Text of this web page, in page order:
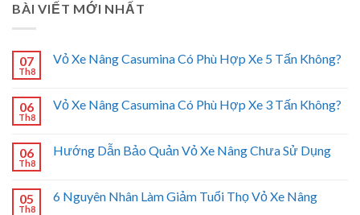
BÀI VIẾT MỚI NHẤT
07
Th8
Vỏ Xe Nâng Casumina Có Phù Hợp Xe 5 Tấn Không?
06
Th8
Vỏ Xe Nâng Casumina Có Phù Hợp Xe 3 Tấn Không?
06
Th8
Hướng Dẫn Bảo Quản Vỏ Xe Nâng Chưa Sử Dụng
05
Th8
6 Nguyên Nhân Làm Giảm Tuổi Thọ Vỏ Xe Nâng